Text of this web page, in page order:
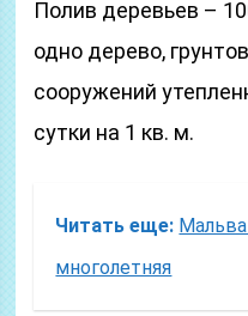
Полив деревьев –
одно дерево,
сооружений
сутки на 1 кв. м.
Читать еще:
многолетняя